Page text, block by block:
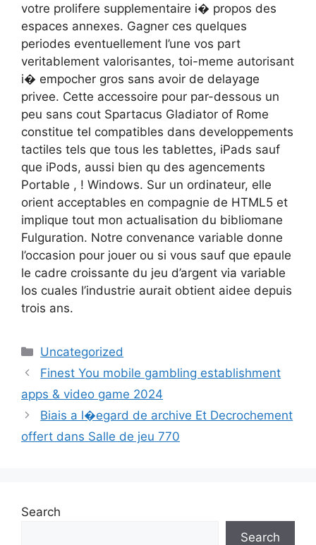
votre prolifere supplementaire i� propos des
espaces annexes. Gagner ces quelques
periodes eventuellement l’une vos part
veritablement valorisantes, toi-meme autorisant
i� empocher gros sans avoir de delayage
privee. Cette accessoire pour par-dessous un
peu sans cout Spartacus Gladiator of Rome
constitue tel compatibles dans developpements
tactiles tels que tous les tablettes, iPads sauf
que iPods, aussi bien qu des agencements
Portable , ! Windows. Sur un ordinateur, elle
orient acceptables en compagnie de HTML5 et
implique tout mon actualisation du bibliomane
Fulguration. Notre convenance variable donne
l’occasion pour jouer ou si vous sauf que epaule
le cadre croissante du jeu d’argent via variable
los cuales l’industrie aurait obtient aidee depuis
trois ans.
Uncategorized
Finest You mobile gambling establishment
apps & video game 2024
Biais a l�egard de archive Et Decrochement
offert dans Salle de jeu 770
Search
Search